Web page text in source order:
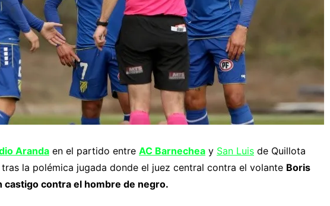
Aranda en el partido entre AC Barnechea y San Luis de Quillota
la polémica jugada donde el juez central contra el volante Boris
castigo contra el hombre de negro.